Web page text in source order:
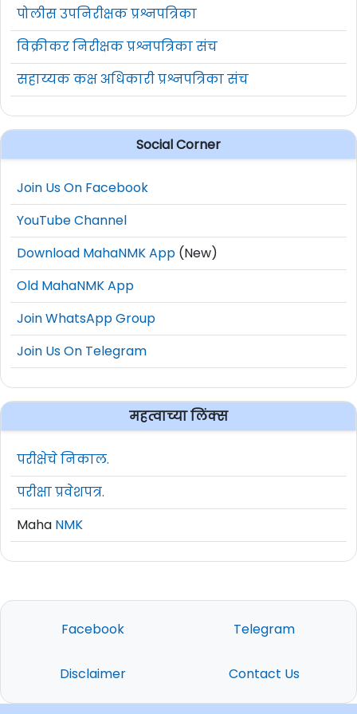
18 i) B.Com (ii) 05 वर्षे अनुभव
19
i) BSc/DMLT (ii) डायालिसिस टेक्निशियन
02 वर्षे अनुभव
21 (i) 12वी उत्तीर्ण (ii) GNM (iii) 03 वर्षे
22 (i) 12वी उत्तीर्ण (ii) ANM
23 i) 12वी उत्तीर्ण (ii) B.Pharm (iii) 02
24
i) B.Com (ii) वित्तीय व्यवस्थापनेतील
25 i) विधी पदवी (ii) 05 वर्षे अनुभव (iii)
26 i) 10वी उत्तीर्ण (ii) ITI (Wireman) (iii) 02
27 i) B.Lib. (ii) 03 वर्षे अनुभव
Eligibility Criteria For MBMC Recruitment
2025
सूचना - शैक्षणिक पात्रता :सविस्तर शैक्षणिक पात्रता
पाहण्यासाठी मूळ जाहिरात वाचावी.
वयाची अट:12 सप्टेंबर 2025 रोजी, 18 ते 38 वर्षे
[मागासवर्गीय/अनाथ - 05 वर्षे सूट]
आपले वय मोजण्यासाठी येथे क्लिक करा- Age
पोलीस उपनिरीक्षक प्रश्नपत्रिका
विक्रीकर निरीक्षक प्रश्नपत्रिका संच
सहाय्यक कक्ष अधिकारी प्रश्नपत्रिका संच
Social Corner
Join Us On Facebook
YouTube Channel
Download MahaNMK App (New)
Old MahaNMK App
Join WhatsApp Group
Join Us On Telegram
महत्वाच्या लिंक्स
परीक्षेचे निकाल.
परीक्षा प्रवेशपत्र.
Maha NMK
Facebook Telegram
Disclaimer Contact Us